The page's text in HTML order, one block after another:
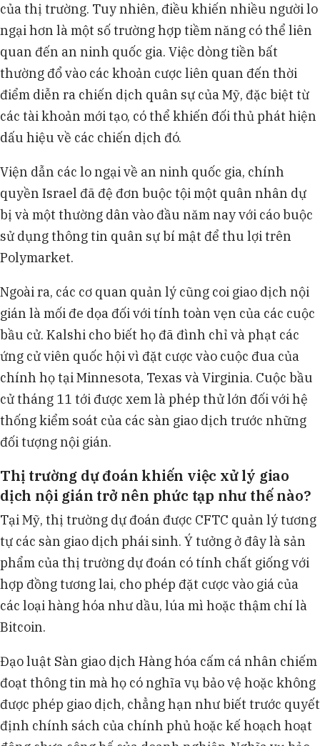
của thị trường. Tuy nhiên, điều khiến nhiều người lo
ngại hơn là một số trường hợp tiềm năng có thể liên
quan đến an ninh quốc gia. Việc dòng tiền bất
thường đổ vào các khoản cược liên quan đến thời
điểm diễn ra chiến dịch quân sự của Mỹ, đặc biệt từ
các tài khoản mới tạo, có thể khiến đối thủ phát hiện
dấu hiệu về các chiến dịch đó.
Viện dẫn các lo ngại về an ninh quốc gia, chính
quyền Israel đã đệ đơn buộc tội một quân nhân dự
bị và một thường dân vào đầu năm nay với cáo buộc
sử dụng thông tin quân sự bí mật để thu lợi trên
Polymarket.
Ngoài ra, các cơ quan quản lý cũng coi giao dịch nội
gián là mối đe dọa đối với tính toàn vẹn của các cuộc
bầu cử. Kalshi cho biết họ đã đình chỉ và phạt các
ứng cử viên quốc hội vì đặt cược vào cuộc đua của
chính họ tại Minnesota, Texas và Virginia. Cuộc bầu
cử tháng 11 tới được xem là phép thử lớn đối với hệ
thống kiểm soát của các sàn giao dịch trước những
đối tượng nội gián.
Thị trường dự đoán khiến việc xử lý giao
dịch nội gián trở nên phức tạp như thế nào?
Tại Mỹ, thị trường dự đoán được CFTC quản lý tương
tự các sàn giao dịch phái sinh. Ý tưởng ở đây là sản
phẩm của thị trường dự đoán có tính chất giống với
hợp đồng tương lai, cho phép đặt cược vào giá của
các loại hàng hóa như dầu, lúa mì hoặc thậm chí là
Bitcoin.
Đạo luật Sàn giao dịch Hàng hóa cấm cá nhân chiếm
đoạt thông tin mà họ có nghĩa vụ bảo vệ hoặc không
được phép giao dịch, chẳng hạn như biết trước quyết
định chính sách của chính phủ hoặc kế hoạch hoạt